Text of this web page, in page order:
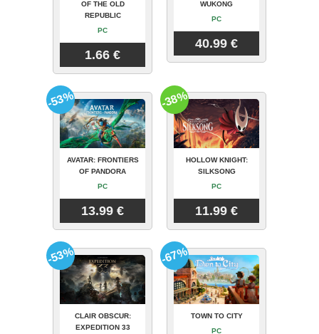
OF THE OLD
REPUBLIC
PC
1.66 €
WUKONG
PC
40.99 €
AVATAR: FRONTIERS
OF PANDORA
PC
13.99 €
-53%
HOLLOW KNIGHT:
SILKSONG
PC
11.99 €
-38%
CLAIR OBSCUR:
EXPEDITION 33
-53%
TOWN TO CITY
PC
-67%